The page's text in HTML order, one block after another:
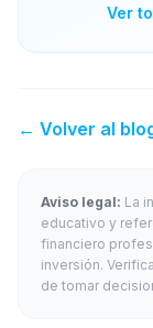
Ver
← Volver al
Aviso legal: La
educativo y
financiero
inversión.
de tomar